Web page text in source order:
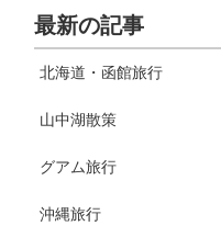
最新の記事
北海道・函館旅行
山中湖散策
グアム旅行
沖縄旅行